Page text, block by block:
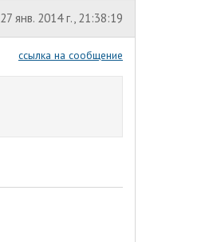
27 янв. 2014 г., 21:38:19
ссылка на сообщение